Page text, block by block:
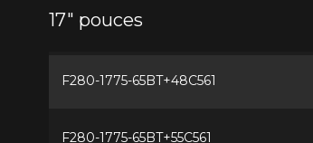
17" pouces
F280-1775-65BT+48C561
F280-1775-65BT+55C561